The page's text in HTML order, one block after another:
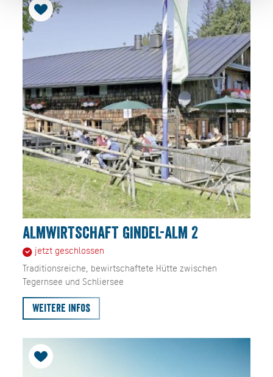
ALMWIRTSCHAFT GINDEL-ALM 2
jetzt geschlossen
Traditionsreiche, bewirtschaftete Hütte zwischen
Tegernsee und Schliersee
Weitere Infos